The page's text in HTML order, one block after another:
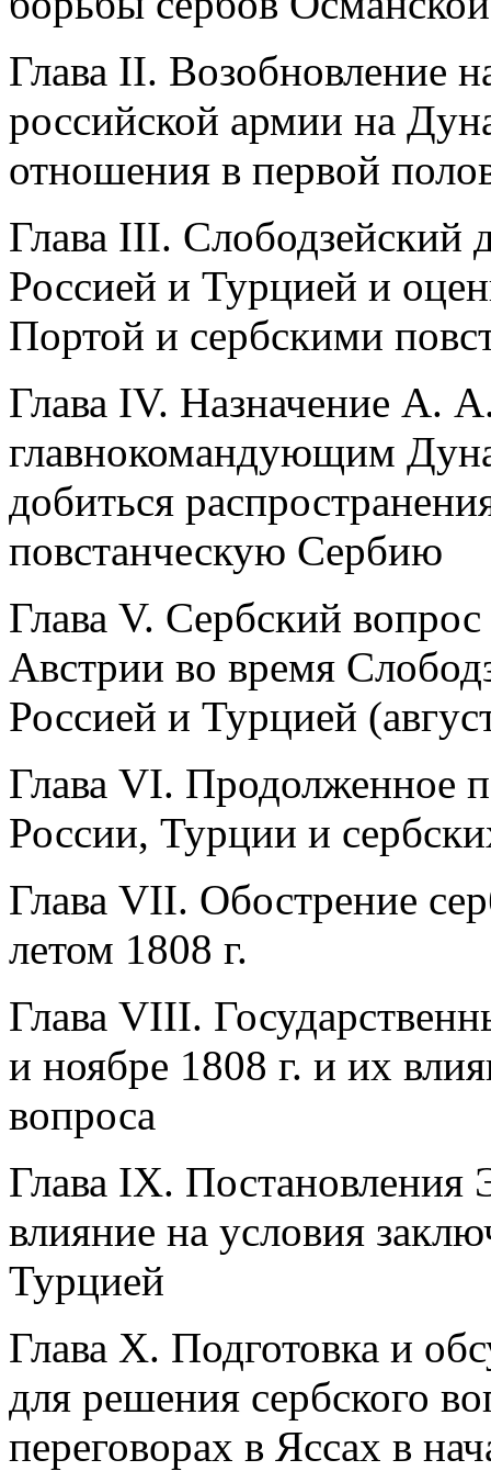
Глава II. Возобновление
российской армии на
отношения в первой
Глава III. Слободзейский
Россией и Турцией и
Портой и сербскими
Глава IV. Назначение А.
главнокомандующим
добиться
повстанческую Сербию
Глава V. Сербский
Австрии во время
Россией и Турцией
Глава VI. Продолженное
России, Турции и
Глава VII. Обострение
летом 1808 г.
Глава VIII.
и ноябре 1808 г. и их
вопроса
Глава IX. Постановления
влияние на условия
Турцией
Глава X. Подготовка и
для решения сербского
переговорах в Яссах в